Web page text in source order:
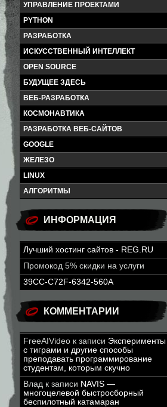
УПРАВЛЕНИЕ ПРОЕКТАМИ
PYTHON
РАЗРАБОТКА
ИСКУССТВЕННЫЙ ИНТЕЛЛЕКТ
OPEN SOURCE
БУДУЩЕЕ ЗДЕСЬ
ВЕБ-РАЗРАБОТКА
КОСМОНАВТИКА
РАЗРАБОТКА ВЕБ-САЙТОВ
GOOGLE
ЖЕЛЕЗО
LINUX
АЛГОРИТМЫ
ИНФОРМАЦИЯ
Лучший хостинг сайтов - REG.RU
Промокод 5% скидки на услуги
39CC-C72F-6342-560A
КОММЕНТАРИИ
FreeAIVideo к записи Эксперименты
с тиграми и другие способы
преподавать программирование
студентам, которым скучно
Влад к записи NAVIS —
многоцелевой быстросборный
беспилотный катамаран